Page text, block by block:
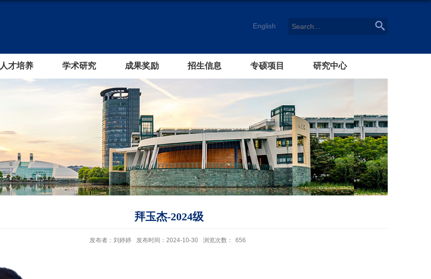
English
人才培养 学术研究 成果奖励 招生信息 专硕项目 研究中心
拜玉杰-2024级
发布者：刘婷婷 发布时间：2024-10-30 浏览次数： 656